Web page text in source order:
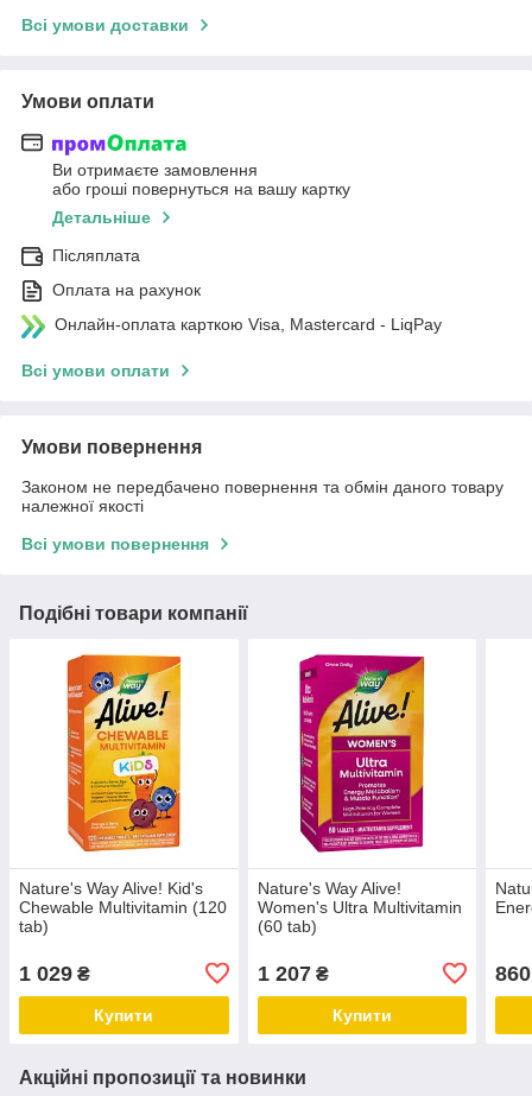
Всі умови доставки
Умови оплати
Ви отримаєте замовлення
або гроші повернуться на вашу картку
Детальніше
Післяплата
Оплата на рахунок
Онлайн-оплата карткою Visa, Mastercard - LiqPay
Всі умови оплати
Умови повернення
Законом не передбачено повернення та обмін даного товару
належної якості
Всі умови повернення
Подібні товари компанії
Nature's Way Alive! Kid's
Chewable Multivitamin (120
tab)
1 029 ₴
Купити
Nature's Way Alive!
Women's Ultra Multivitamin
(60 tab)
1 207₴
Купити
860
Акційні пропозиції та новинки